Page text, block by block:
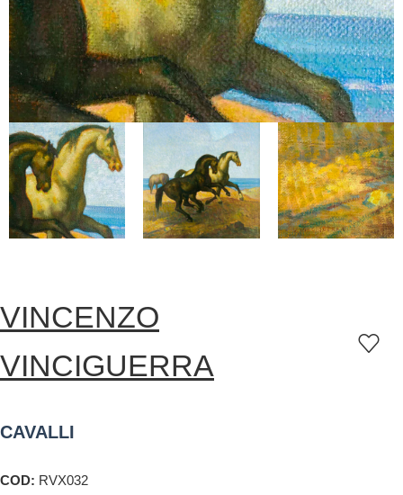
VINCENZO
VINCIGUERRA
CAVALLI
COD: RVX032